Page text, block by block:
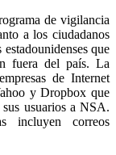
de vigilancia
a los ciudadanos
que
fuera del país. La
de Internet
y Dropbox que
usuarios a NSA.
incluyen correos